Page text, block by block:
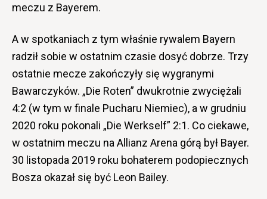
meczu z Bayerem.
A w spotkaniach z tym właśnie rywalem Bayern
radził sobie w ostatnim czasie dosyć dobrze. Trzy
ostatnie mecze zakończyły się wygranymi
Bawarczyków. „Die Roten” dwukrotnie zwyciężali
4:2 (w tym w finale Pucharu Niemiec), a w grudniu
2020 roku pokonali „Die Werkself” 2:1. Co ciekawe,
w ostatnim meczu na Allianz Arena górą był Bayer.
30 listopada 2019 roku bohaterem podopiecznych
Bosza okazał się być Leon Bailey.